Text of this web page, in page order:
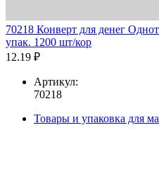
70218 Конверт для денег
упак. 1200 шт/кор
12.19 ₽
Артикул:
70218
Товары и упаковка для